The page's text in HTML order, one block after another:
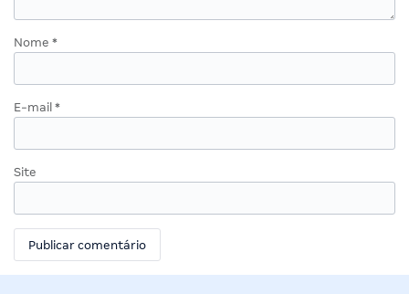
Nome *
E-mail *
Site